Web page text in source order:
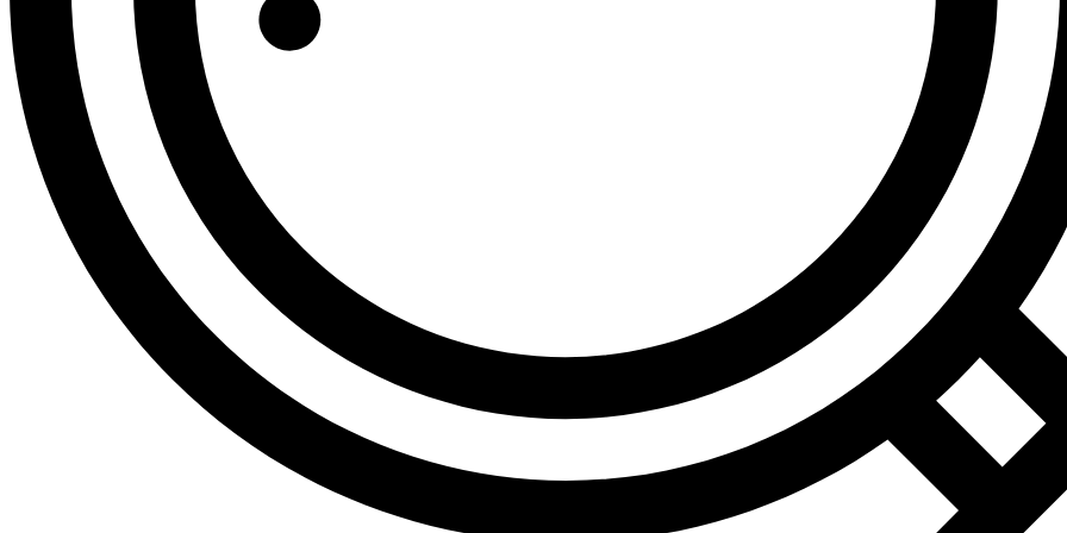
Trage dich für unseren
Newsletter ein und erhalte
10 € Rabatt
.
Erhalte exklusive Rabattaktionen, Angebote und